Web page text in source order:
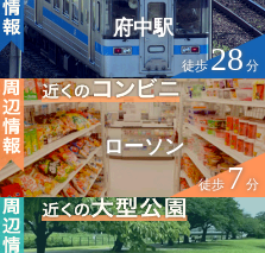
府中駅
徒歩28 分
ローソン
徒歩7分